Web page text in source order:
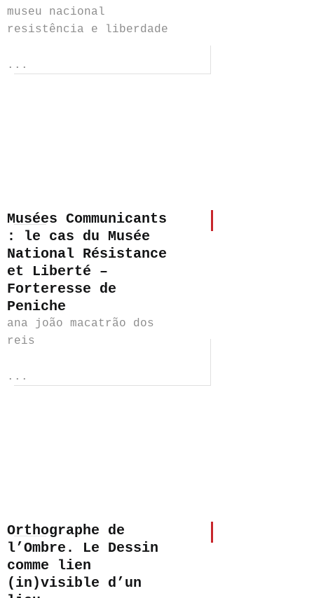
museu nacional
resistência e liberdade
...
Musées Communicants
: le cas du Musée
National Résistance
et Liberté –
Forteresse de
Peniche
ana joão macatrão dos
reis
...
Orthographe de
l’Ombre. Le Dessin
comme lien
(in)visible d’un